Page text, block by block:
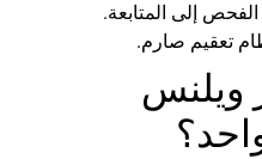
الفحص إلى المتابعة.
تعقيم صارم.
ويلنس
؟